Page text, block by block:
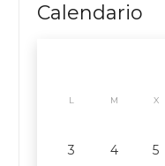
Calendario
L M X
3
4 5